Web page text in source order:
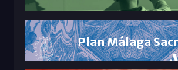
Plan Málaga